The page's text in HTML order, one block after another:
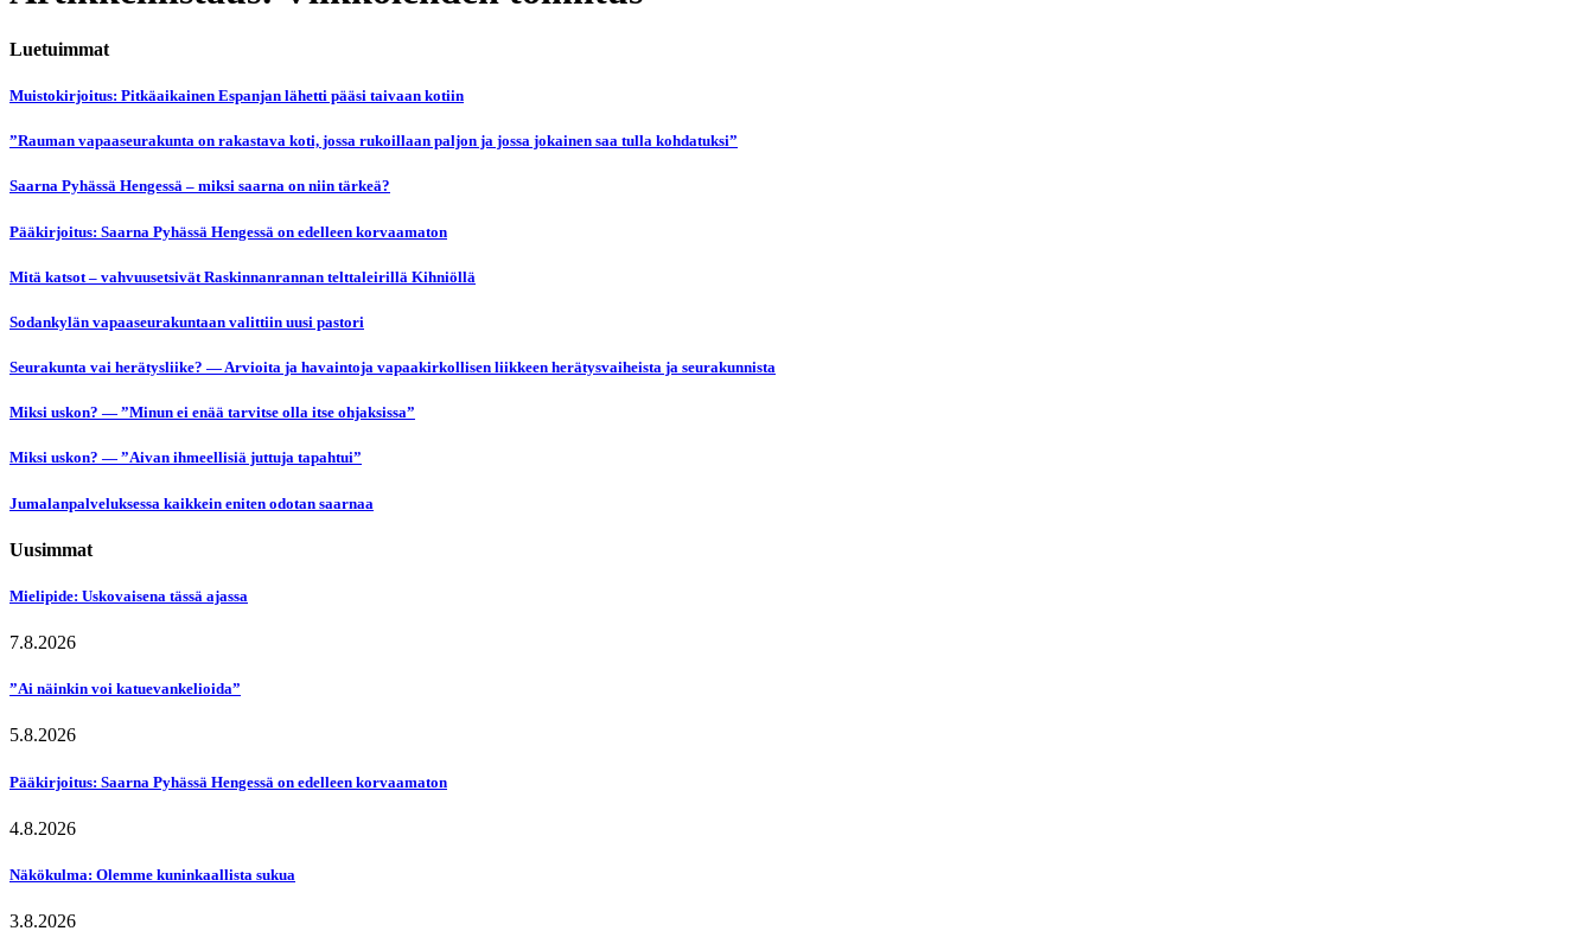
Luetuimmat
Muistokirjoitus: Pitkäaikainen Espanjan lähetti pääsi taivaan kotiin
”Rauman vapaaseurakunta on rakastava koti, jossa rukoillaan paljon ja jossa jokainen saa tulla kohdatuksi”
Saarna Pyhässä Hengessä – miksi saarna on niin tärkeä?
Pääkirjoitus: Saarna Pyhässä Hengessä on edelleen korvaamaton
Mitä katsot – vahvuusetsivät Raskinnanrannan telttaleirillä Kihniöllä
Sodankylän vapaaseurakuntaan valittiin uusi pastori
Seurakunta vai herätysliike? — Arvioita ja havaintoja vapaakirkollisen liikkeen herätysvaiheista ja seurakunnista
Miksi uskon? — ”Minun ei enää tarvitse olla itse ohjaksissa”
Miksi uskon? — ”Aivan ihmeellisiä juttuja tapahtui”
Jumalanpalveluksessa kaikkein eniten odotan saarnaa
Uusimmat
Mielipide: Uskovaisena tässä ajassa
7.8.2026
”Ai näinkin voi katuevankelioida”
5.8.2026
Pääkirjoitus: Saarna Pyhässä Hengessä on edelleen korvaamaton
4.8.2026
Näkökulma: Olemme kuninkaallista sukua
3.8.2026